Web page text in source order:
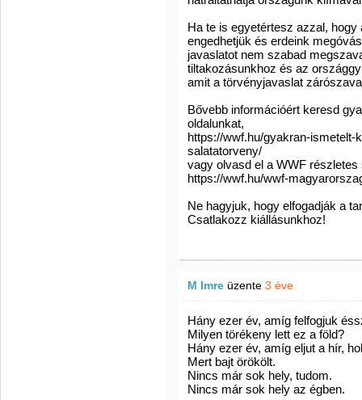
Ha te is egyetértesz azzal,
engedhetjük és erdeink
javaslatot nem szabad
tiltakozásunkhoz és az
amit a törvényjavaslat
Bővebb információért keresd
oldalunkat,
https://wwf.hu/gyakran-
salatatorveny/
vagy olvasd el a WWF
https://wwf.hu/wwf-
Ne hagyjuk, hogy elfogadják a
Csatlakozz kiállásunkhoz!
M Imre üzente 3 éve
Hány ezer év, amíg felfogjuk
Milyen törékeny lett ez a föld?
Hány ezer év, amíg eljut a hír,
Mert bajt örökölt.
Nincs már sok hely, tudom.
Nincs már sok hely az égben.